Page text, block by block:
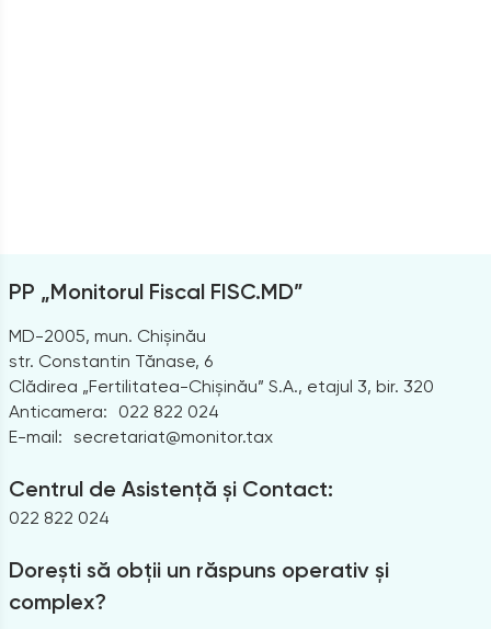
PP „Monitorul Fiscal FISC.MD”
MD-2005, mun. Chișinău
str. Constantin Tănase, 6
Clădirea „Fertilitatea-Chișinău” S.A., etajul 3, bir. 320
Anticamera:
022 822 024
E-mail: secretariat@monitor.tax
Centrul de Asistență și Contact:
022 822 024
Dorești să obții un răspuns operativ și
complex?